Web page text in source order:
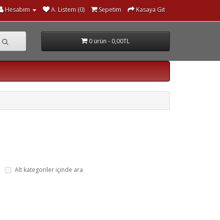
Hesabım A. Listem (0) Sepetim Kasaya Git
0 ürün - 0,00TL
Alt kategoriler içinde ara